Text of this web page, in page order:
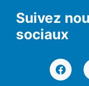
Suivez
sociaux